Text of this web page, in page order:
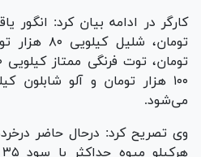
می‌شود.
وی تصریح کرد: درحال حاضر